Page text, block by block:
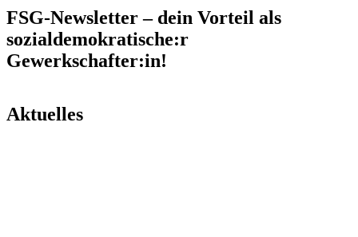
FSG-Newsletter – dein Vorteil als
sozialdemokratische:r
Gewerkschafter:in!
Aktuelles